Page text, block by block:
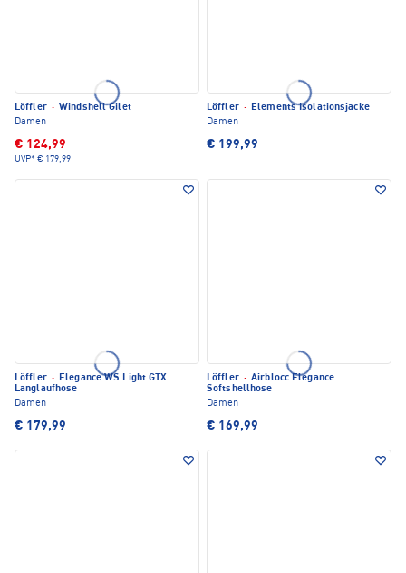
Löffler · Windshell Gilet
Damen
€ 124,99
UVP* € 179,99
Löffler · Elements Isolationsjacke
Damen
€ 199,99
Löffler · Elegance WS Light GTX
Langlaufhose
Damen
€ 179,99
Löffler · Airblocc Elegance
Softshellhose
Damen
€ 169,99